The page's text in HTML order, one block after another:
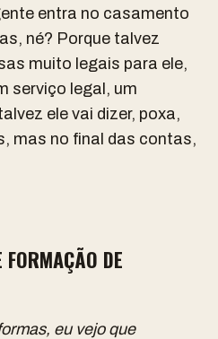
entra no casamento
né? Porque talvez
muito legais para ele,
serviço legal, um
ele vai dizer, poxa,
mas no final das contas,
DE
eu vejo que